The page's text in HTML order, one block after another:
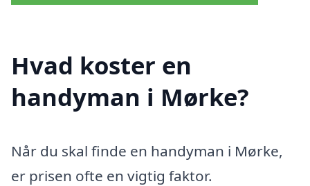
Hvad koster en
handyman i Mørke?
Når du skal finde en handyman i Mørke,
er prisen ofte en vigtig faktor.